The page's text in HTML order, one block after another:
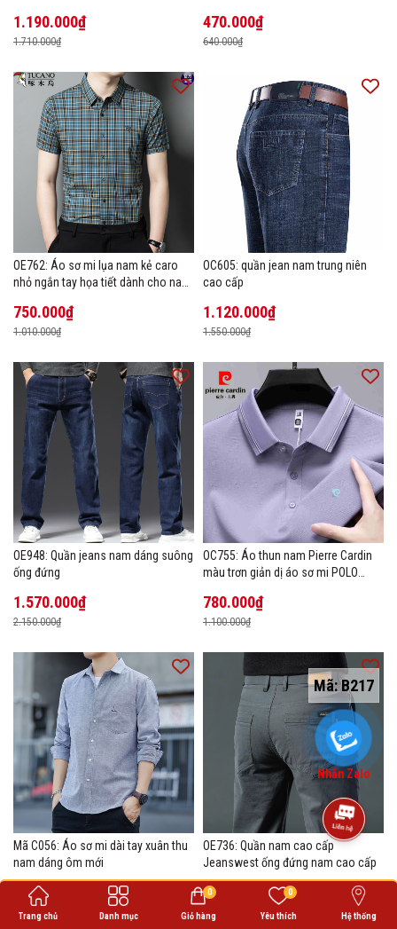
Mã:B217
1.190.000₫
1.710.000₫
470.000₫
640.000₫
OE762: Áo sơ mi lụa nam kẻ caro
nhỏ ngắn tay họa tiết dành cho nam
750.000₫
1.010.000₫
OC605: quần jean nam trung niên
cao cấp
1.120.000₫
1.550.000₫
OE948: Quần jeans nam dáng suông
ống đứng
1.570.000₫
2.150.000₫
OC755: Áo thun nam Pierre Cardin
màu trơn giản dị áo sơ mi POLO
780.000₫
1.100.000₫
Mã C056: Áo sơ mi dài tay xuân thu
nam dáng ôm mới
470.000₫
680.000₫
OE736: Quần nam cao cấp
Jeanswest ống đứng nam cao cấp
710.000₫
1.000.000₫
Trang chủ Danh mục Giỏ hàng
0
Yêu thích
0
Hệ thống
Nhắn Zalo